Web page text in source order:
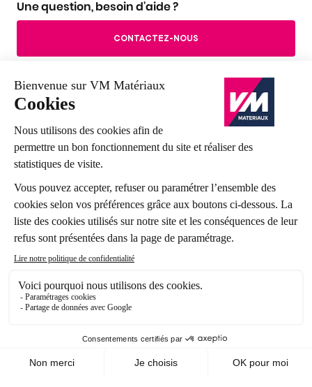
Une question, besoin d'aide ?
CONTACTEZ-NOUS
Suivez-nous
CGV
CGV e-commerce CGR
Plan du site